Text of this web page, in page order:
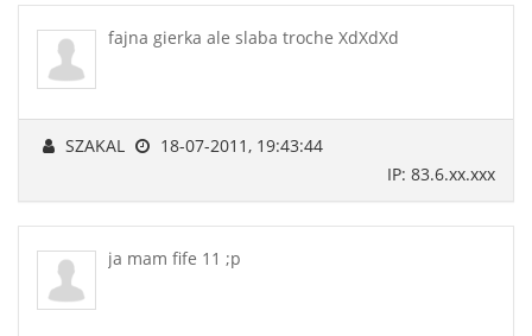
fajna gierka ale slaba troche XdXdXd
SZAKAL
18-07-2011, 19:43:44
IP: 83.6.xx.xxx
ja mam fife 11 ;p